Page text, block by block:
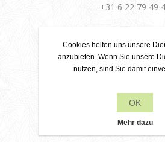
+31 6 22 79 49
Dronten,
Datenschutz
Über uns
Cookies helfen uns unsere
anzubieten. Wenn Sie unsere
nutzen, sind Sie damit
OK
Mehr dazu